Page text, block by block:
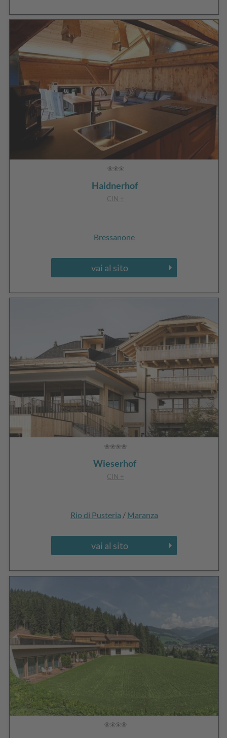
Haidnerhof
CIN +
Bressanone
vai al sito
Wieserhof
CIN +
Rio di Pusteria / Maranza
vai al sito